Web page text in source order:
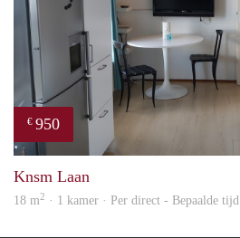
€ 950
Knsm Laan
18 m2 · 1 kamer · Per direct - Bepaalde tijd